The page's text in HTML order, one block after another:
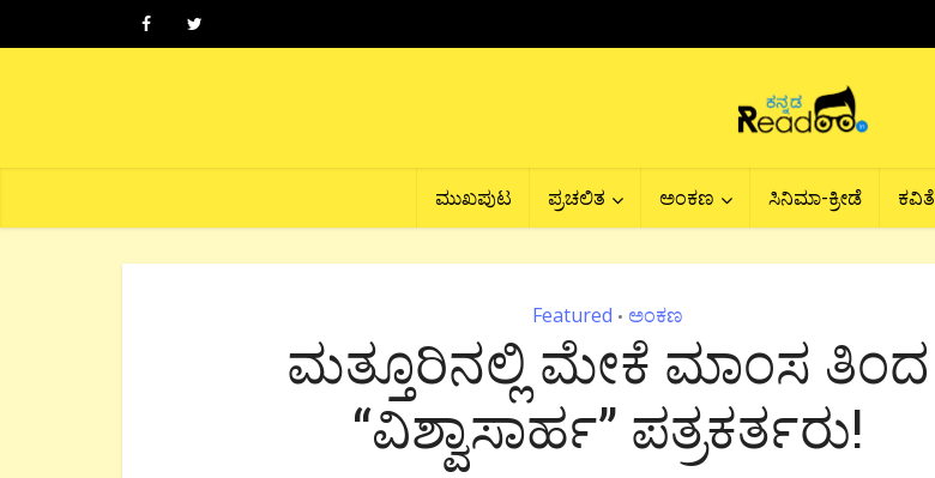
ಮುಖಪುಟ ಪ್ರಚಲಿತ ಅಂಕಣ ಸಿನಿಮಾ-ಕ್ರೀಡೆ ಕವಿತೆ
Featured • ಅಂಕಣ
ಮತ್ತೂರಿನಲ್ಲಿ ಮೇಕೆ ಮಾಂಸ ತಿಂದ
“ವಿಶ್ವಾಸಾರ್ಹ” ಪತ್ರಕರ್ತರು!